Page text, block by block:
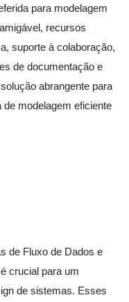
para modelagem
recursos
suporte à colaboração,
de documentação e
abrangente para
modelagem eficiente
de Fluxo de Dados e
crucial para um
de sistemas. Esses